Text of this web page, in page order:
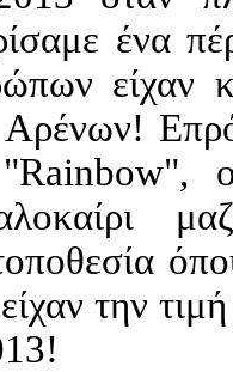
ένα
"Rainbow",
την